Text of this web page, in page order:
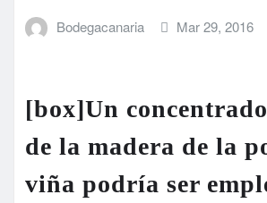
Bodegacanaria Mar 29, 2016
[box]Un
de la madera de la
viña podría ser